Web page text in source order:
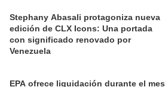
Stephany Abasali protagoniza nueva
edición de CLX Icons: Una portada
con significado renovado por
Venezuela
EPA ofrece liquidación durante el mes